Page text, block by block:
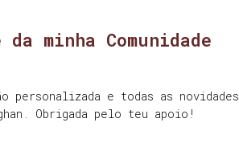
minha Comunidade
personalizada e todas as novidades
Obrigada pelo teu apoio!